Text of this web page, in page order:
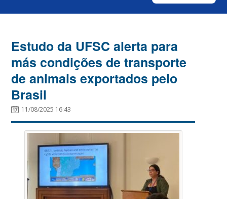
Estudo da UFSC alerta para
más condições de transporte
de animais exportados pelo
Brasil
11/08/2025 16:43